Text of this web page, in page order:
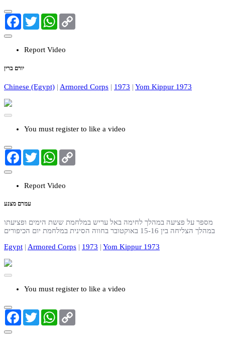
Facebook
TwitterWhatsApp
Report Video
יורם ברין
Chinese (Egypt) | Armored Corps | 1973 | Yom Kippur 1973
You must register to like a video
Facebook
TwitterWhatsApp
Report Video
עמרם מצנע
מספר על פציעה במהלך לחימה באל עריש במלחמת ששת הימים ופציעתו
במהלך הצליחה בין 15-16 באוקטובר בחווה הסינית במלחמת יום הכיפורים
Egypt | Armored Corps | 1973 | Yom Kippur 1973
You must register to like a video
Facebook
TwitterWhatsApp